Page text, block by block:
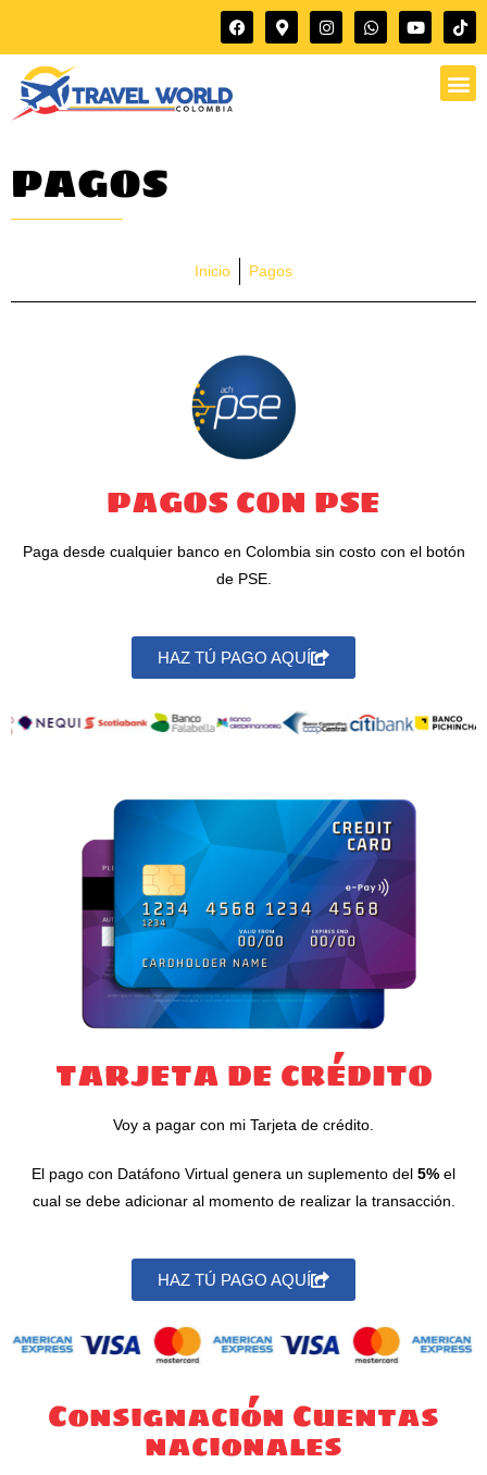
PAGOS
Inicio Pagos
PAGOS CON PSE
Paga desde cualquier banco en Colombia sin costo con el botón
de PSE.
HAZ TÚ PAGO AQUÍ
TARJETA DE CRÉDITO
Voy a pagar con mi Tarjeta de crédito.
El pago con Datáfono Virtual genera un suplemento del 5% el
cual se debe adicionar al momento de realizar la transacción.
HAZ TÚ PAGO AQUÍ
Consignación Cuentas
nacionales